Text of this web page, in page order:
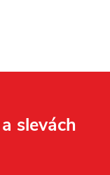
a slevách